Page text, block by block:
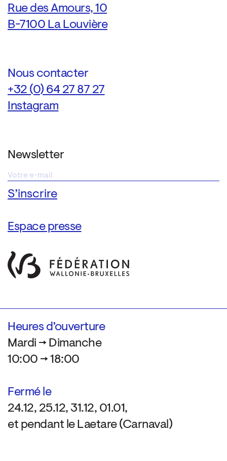
Rue des Amours, 10
B-7100 La Louvière
Nous contacter
+32 (0) 64 27 87 27
Instagram
Newsletter
Espace presse
Heures d’ouverture
Mardi → Dimanche
10:00 → 18:00
Fermé le
24.12, 25.12, 31.12, 01.01,
et pendant le Laetare (Carnaval)